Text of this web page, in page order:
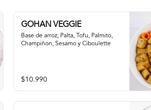
GOHAN VEGGIE
Base de arroz; Palta, Tofu, Palmito,
Champiñon, Sesamo y Ciboulette
$10.990